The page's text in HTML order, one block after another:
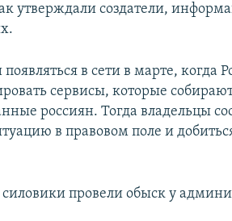
утверждали создатели,
в сети в марте, когда
сервисы, которые
россиян. Тогда владельцы
в правовом поле и
провели обыск у